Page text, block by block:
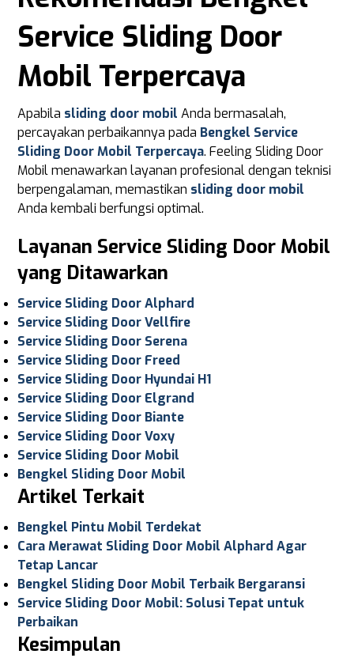
Service Sliding Door
Mobil Terpercaya
Apabila sliding door mobil Anda bermasalah,
percayakan perbaikannya pada Bengkel Service
Sliding Door Mobil Terpercaya. Feeling Sliding Door
Mobil menawarkan layanan profesional dengan teknisi
berpengalaman, memastikan sliding door mobil
Anda kembali berfungsi optimal.
Layanan Service Sliding Door Mobil
yang Ditawarkan
Service Sliding Door Alphard
Service Sliding Door Vellfire
Service Sliding Door Serena
Service Sliding Door Freed
Service Sliding Door Hyundai H1
Service Sliding Door Elgrand
Service Sliding Door Biante
Service Sliding Door Voxy
Service Sliding Door Mobil
Bengkel Sliding Door Mobil
Artikel Terkait
Bengkel Pintu Mobil Terdekat
Cara Merawat Sliding Door Mobil Alphard Agar
Tetap Lancar
Bengkel Sliding Door Mobil Terbaik Bergaransi
Service Sliding Door Mobil: Solusi Tepat untuk
Perbaikan
Kesimpulan